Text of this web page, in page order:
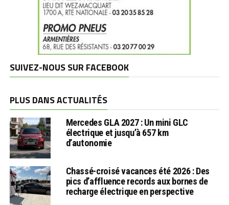
SUIVEZ-NOUS SUR FACEBOOK
PLUS DANS ACTUALITÉS
Mercedes GLA 2027 : Un mini GLC
électrique et jusqu’à 657 km
d’autonomie
Chassé-croisé vacances été 2026 : Des
pics d’affluence records aux bornes de
recharge électrique en perspective